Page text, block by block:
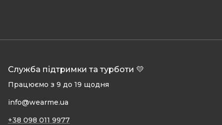
Служба підтримки та турботи 💛
Працюємо з 9 до 19 щодня
info@wearme.ua
+38 098 011 9977